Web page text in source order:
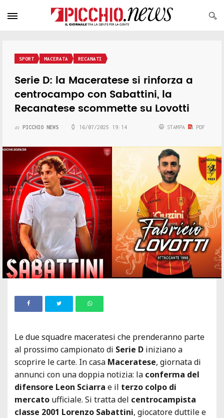
SPORT MACERATA RECANATI
Serie D: la Maceratese si rinforza a
centrocampo con Sabattini, la
Recanatese scommette su Lovotti
di PICCHIO NEWS 16/07/2025 19:14 STAMPA PDF
Le due squadre maceratesi che prenderanno parte
al prossimo campionato di Serie D iniziano a
scoprire le carte. In casa Maceratese, giornata di
annunci con una doppia notizia: la conferma del
difensore Leon Sciarra e il terzo colpo di
mercato ufficiale. Si tratta del centrocampista
classe 2001 Lorenzo Sabattini, giocatore duttile e